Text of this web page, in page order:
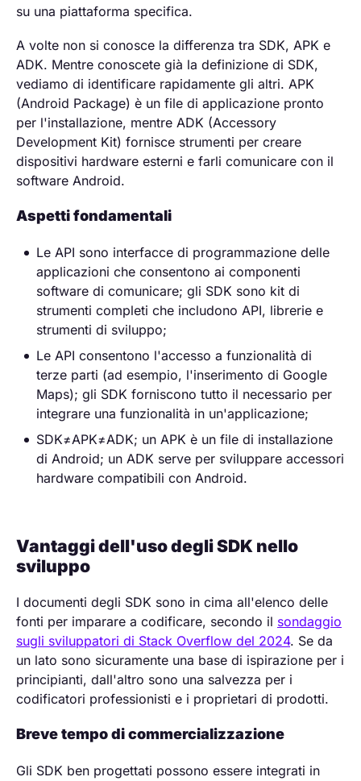
su una piattaforma specifica.
A volte non si conosce la differenza tra SDK, APK e
ADK. Mentre conoscete già la definizione di SDK,
vediamo di identificare rapidamente gli altri. APK
(Android Package) è un file di applicazione pronto
per l'installazione, mentre ADK (Accessory
Development Kit) fornisce strumenti per creare
dispositivi hardware esterni e farli comunicare con il
software Android.
Aspetti fondamentali
Le API sono interfacce di programmazione delle
applicazioni che consentono ai componenti
software di comunicare; gli SDK sono kit di
strumenti completi che includono API, librerie e
strumenti di sviluppo;
Le API consentono l'accesso a funzionalità di
terze parti (ad esempio, l'inserimento di Google
Maps); gli SDK forniscono tutto il necessario per
integrare una funzionalità in un'applicazione;
SDK≠APK≠ADK; un APK è un file di installazione
di Android; un ADK serve per sviluppare accessori
hardware compatibili con Android.
Vantaggi dell'uso degli SDK nello
sviluppo
I documenti degli SDK sono in cima all'elenco delle
fonti per imparare a codificare, secondo il sondaggio
sugli sviluppatori di Stack Overflow del 2024. Se da
un lato sono sicuramente una base di ispirazione per i
principianti, dall'altro sono una salvezza per i
codificatori professionisti e i proprietari di prodotti.
Breve tempo di commercializzazione
Gli SDK ben progettati possono essere integrati in